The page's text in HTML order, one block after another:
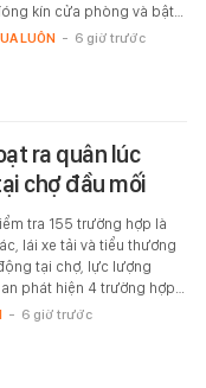
kín cửa phòng và bật…
LUÔN - 6 giờ trước
ra quân lúc
chợ đầu mối
tra 155 trường hợp là
lái xe tải và tiểu thương
tại chợ, lực lượng
phát hiện 4 trường hợp…
- 6 giờ trước